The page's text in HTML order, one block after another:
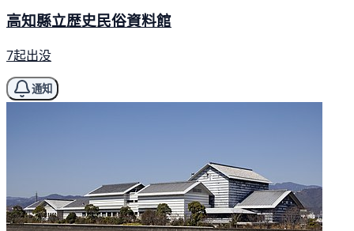
高知縣立歴史民俗資料館
7起出没
通知